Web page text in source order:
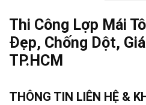
Thi Công Lợp Mái
Đẹp, Chống Dột,
TP.HCM
THÔNG TIN LIÊN HỆ &